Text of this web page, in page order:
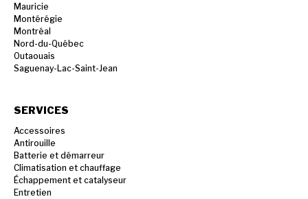
Mauricie
Montérégie
Montréal
Nord-du-Québec
Outaouais
Saguenay-Lac-Saint-Jean
SERVICES
Accessoires
Antirouille
Batterie et démarreur
Climatisation et chauffage
Échappement et catalyseur
Entretien